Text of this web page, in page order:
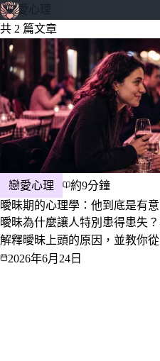
#戀愛心理
共 2 篇文章
戀愛心理
約9分鐘
曖昧期的心理學：他到底是有
曖昧為什麼讓人特別患得患失
解釋曖昧上頭的原因，並教你
見、會不會聊未來這幾個行為
2026年6月24日